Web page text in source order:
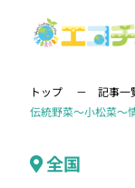
トップ
記事一
伝統野菜〜小松菜〜
全国